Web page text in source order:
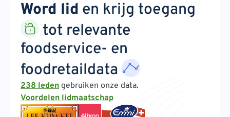
Word lid en krijg toegang
tot relevante
foodservice- en
foodretaildata
238 leden gebruiken onze data.
Voordelen lidmaatschap